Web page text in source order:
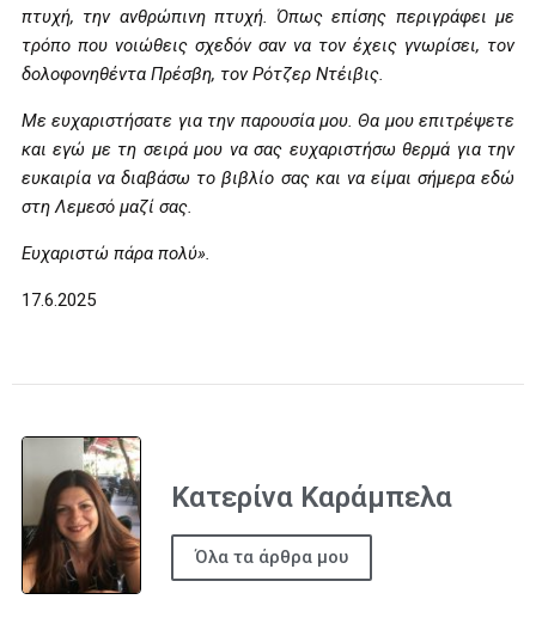
πτυχή, την ανθρώπινη πτυχή. Όπως επίσης περιγράφει με
τρόπο που νοιώθεις σχεδόν σαν να τον έχεις γνωρίσει, τον
δολοφονηθέντα Πρέσβη, τον Ρότζερ Ντέιβις.
Με ευχαριστήσατε για την παρουσία μου. Θα μου επιτρέψετε
και εγώ με τη σειρά μου να σας ευχαριστήσω θερμά για την
ευκαιρία να διαβάσω το βιβλίο σας και να είμαι σήμερα εδώ
στη Λεμεσό μαζί σας.
Ευχαριστώ πάρα πολύ».
17.6.2025
Κατερίνα Καράμπελα
Όλα τα άρθρα μου